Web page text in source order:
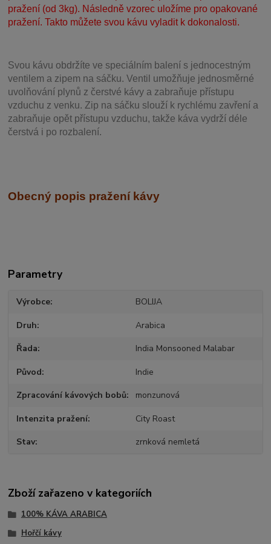
pražení (od 3kg). Následně vzorec uložíme pro opakované
pražení. Takto můžete svou kávu vyladit k dokonalosti.
Svou kávu obdržíte ve speciálním balení s jednocestným
ventilem a zipem na sáčku. Ventil umožňuje jednosměrné
uvolňování plynů z čerstvé kávy a zabraňuje přístupu
vzduchu z venku. Zip na sáčku slouží k rychlému zavření a
zabraňuje opět přístupu vzduchu, takže káva vydrží déle
čerstvá i po rozbalení.
Obecný popis pražení kávy
Parametry
Výrobce BOLIJA
Druh Arabica
Řada India Monsooned Malabar
Původ Indie
Zpracování kávových bobů monzunová
Intenzita pražení City Roast
Stav zrnková nemletá
Zboží zařazeno v kategoriích
100% KÁVA ARABICA
Hořčí kávy